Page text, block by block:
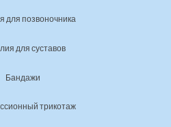
для позвоночника
для суставов
Бандажи
трикотаж